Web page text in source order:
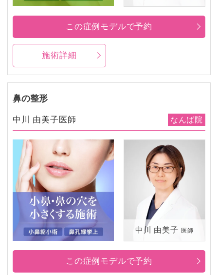
施術詳細
この症例モデルで予約
鼻の整形
中川 由美子医師 なんば院
中川 由美子 医師
この症例モデルで予約